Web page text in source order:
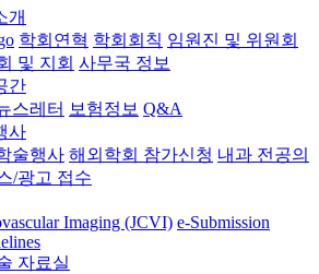
개
학회연혁 학회회칙 임원진 및 위원회
및 지회 사무국 정보
간
스레터 보험정보 Q&A
사
술행사 해외학회 참가신청 내과 전공의
/광고 접수
Imaging (JCVI) e-Submission
자료실